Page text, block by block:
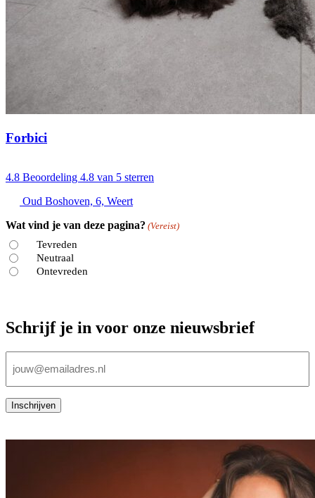
Forbici
4.8 Beoordeling 4.8 van 5 sterren
Oud Boshoven, 6, Weert
Wat vind je van deze pagina? (Vereist)
Tevreden
Neutraal
Ontevreden
Schrijf je in voor onze nieuwsbrief
mailadres
Inschrijven